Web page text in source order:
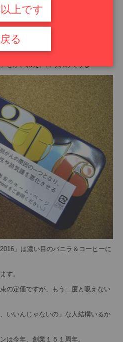
がプロトタイプかと思いきや、新製
）とこをみると、本当に限定商品な
」は濃い目のバニラ＆コーヒーに
す。
の定価ですが、もう二度と吸えない
いいんじゃないの」な人結構いるか
は今年、創業１５１周年。
上です
戻る